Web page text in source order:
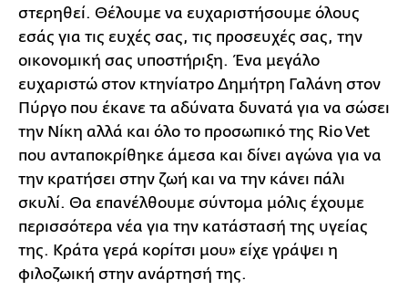
στερηθεί. Θέλουμε να ευχαριστήσουμε όλους
εσάς για τις ευχές σας, τις προσευχές σας, την
οικονομική σας υποστήριξη. Ένα μεγάλο
ευχαριστώ στον κτηνίατρο Δημήτρη Γαλάνη στον
Πύργο που έκανε τα αδύνατα δυνατά για να σώσει
την Νίκη αλλά και όλο το προσωπικό της Rio Vet
που ανταποκρίθηκε άμεσα και δίνει αγώνα για να
την κρατήσει στην ζωή και να την κάνει πάλι
σκυλί. Θα επανέλθουμε σύντομα μόλις έχουμε
περισσότερα νέα για την κατάστασή της υγείας
της. Κράτα γερά κορίτσι μου» είχε γράψει η
φιλοζωική στην ανάρτησή της.